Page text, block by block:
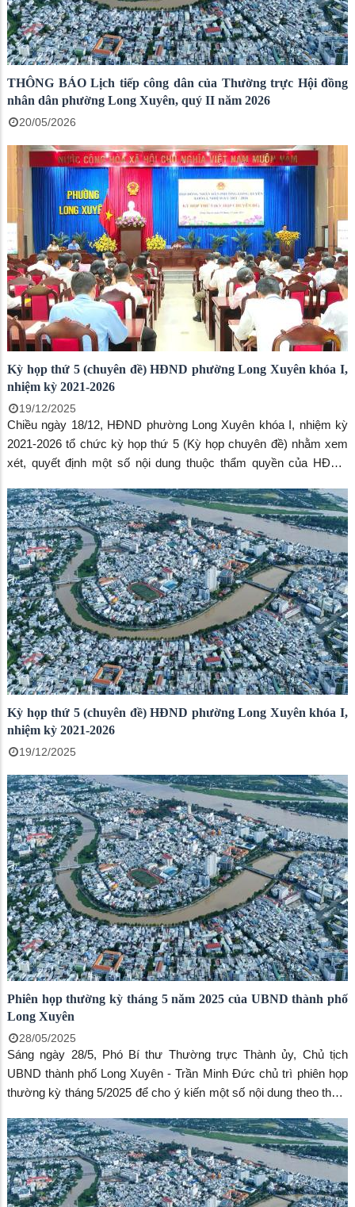
THÔNG BÁO Lịch tiếp công dân của Thường trực Hội đồng
nhân dân phường Long Xuyên, quý II năm 2026
20/05/2026
Kỳ họp thứ 5 (chuyên đề) HĐND phường Long Xuyên khóa I,
nhiệm kỳ 2021-2026
19/12/2025
Chiều ngày 18/12, HĐND phường Long Xuyên khóa I, nhiệm kỳ
2021-2026 tổ chức kỳ họp thứ 5 (Kỳ họp chuyên đề) nhằm xem
xét, quyết định một số nội dung thuộc thẩm quyền của HĐND
Bí thư Thường trực Đảng ủy phường Long Xuyên – Võ Thị Xuân
Kiều; Phó Bí thư Đảng ủy, Chủ tịch UBND phường Long Xuyên –
Đoàn Thị Hương Hà tham dự kỳ họp.
Kỳ họp thứ 5 (chuyên đề) HĐND phường Long Xuyên khóa I,
nhiệm kỳ 2021-2026
19/12/2025
Phiên họp thường kỳ tháng 5 năm 2025 của UBND thành phố
Long Xuyên
28/05/2025
Sáng ngày 28/5, Phó Bí thư Thường trực Thành ủy, Chủ tịch
UBND thành phố Long Xuyên - Trần Minh Đức chủ trì phiên họp
thường kỳ tháng 5/2025 để cho ý kiến một số nội dung theo thẩm